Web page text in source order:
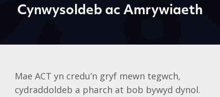
Cynwysoldeb ac Amrywiaeth
Mae ACT yn credu’n gryf mewn tegwch,
cydraddoldeb a pharch at bob bywyd dynol.